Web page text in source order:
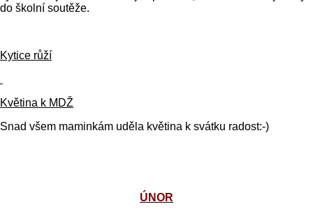
do školní soutěže.
Kytice růží
Květina k MDŽ
Snad všem maminkám uděla květina k svátku radost:-)
ÚNOR